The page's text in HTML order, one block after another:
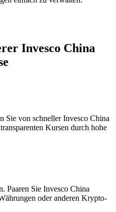
Invesco China
Sie von schneller Invesco China
Kursen durch hohe
Paaren Sie Invesco China
oder anderen Krypto-